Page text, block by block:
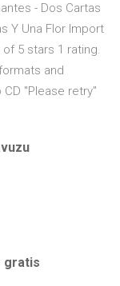
- Dos Cartas
Y Una Flor Import
of 5 stars 1 rating.
and
"Please retry"
gratis